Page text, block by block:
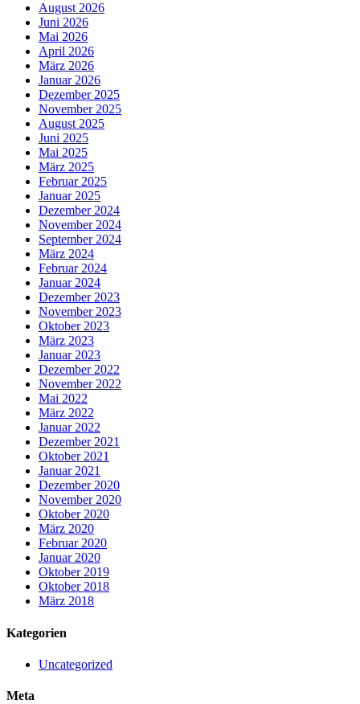
August 2026
Juni 2026
Mai 2026
April 2026
März 2026
Januar 2026
Dezember 2025
November 2025
August 2025
Juni 2025
Mai 2025
März 2025
Februar 2025
Januar 2025
Dezember 2024
November 2024
September 2024
März 2024
Februar 2024
Januar 2024
Dezember 2023
November 2023
Oktober 2023
März 2023
Januar 2023
Dezember 2022
November 2022
Mai 2022
März 2022
Januar 2022
Dezember 2021
Oktober 2021
Januar 2021
Dezember 2020
November 2020
Oktober 2020
März 2020
Februar 2020
Januar 2020
Oktober 2019
Oktober 2018
März 2018
Kategorien
Uncategorized
Meta